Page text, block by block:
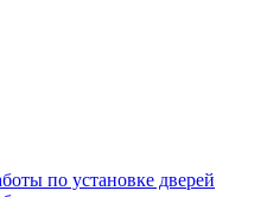
по установке дверей